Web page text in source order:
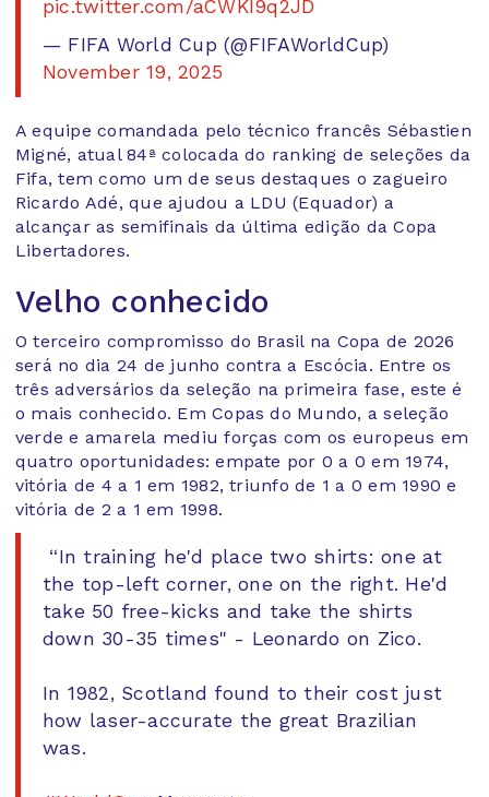
pic.twitter.com/aCWKI9q2JD
— FIFA World Cup (@FIFAWorldCup)
November 19, 2025
A equipe comandada pelo técnico francês Sébastien
Migné, atual 84ª colocada do ranking de seleções da
Fifa, tem como um de seus destaques o zagueiro
Ricardo Adé, que ajudou a LDU (Equador) a
alcançar as semifinais da última edição da Copa
Libertadores.
Velho conhecido
O terceiro compromisso do Brasil na Copa de 2026
será no dia 24 de junho contra a Escócia. Entre os
três adversários da seleção na primeira fase, este é
o mais conhecido. Em Copas do Mundo, a seleção
verde e amarela mediu forças com os europeus em
quatro oportunidades: empate por 0 a 0 em 1974,
vitória de 4 a 1 em 1982, triunfo de 1 a 0 em 1990 e
vitória de 2 a 1 em 1998.
️ “In training he'd place two shirts: one at
the top-left corner, one on the right. He'd
take 50 free-kicks and take the shirts
down 30-35 times" - Leonardo on Zico.
In 1982, Scotland found to their cost just
how laser-accurate the great Brazilian
was.